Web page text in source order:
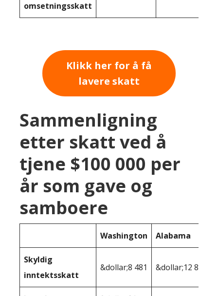
omsetningsskatt
Klikk her for å få
lavere skatt
Sammenligning
etter skatt ved å
tjene $100 000 per
år som gave og
samboere
Washington Alabama
Skyldig
inntektsskatt
&dollar;8 481 &dollar;12 856